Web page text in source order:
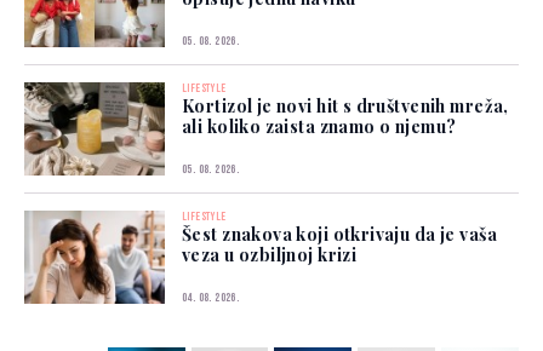
05. 08. 2026.
LIFESTYLE
Kortizol je novi hit s društvenih mreža,
ali koliko zaista znamo o njemu?
05. 08. 2026.
LIFESTYLE
Šest znakova koji otkrivaju da je vaša
veza u ozbiljnoj krizi
04. 08. 2026.